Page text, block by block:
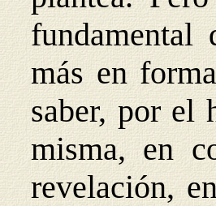
fundamental
más en
saber, por el
misma, en
revelación,